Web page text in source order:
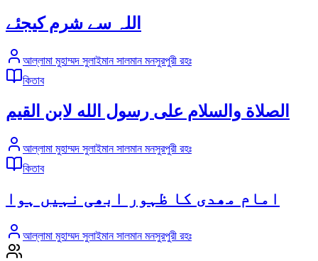
اللہ سے شرم کیجئے
আল্লামা মুহাম্মদ সুলাইমান সালমান মনসুরপুরী রহঃ
কিতাব
الصلاة والسلام على رسول الله لابن القيم
আল্লামা মুহাম্মদ সুলাইমান সালমান মনসুরপুরী রহঃ
কিতাব
امام مھدی کا ظہور ابھی نہیں ہوا
আল্লামা মুহাম্মদ সুলাইমান সালমান মনসুরপুরী রহঃ